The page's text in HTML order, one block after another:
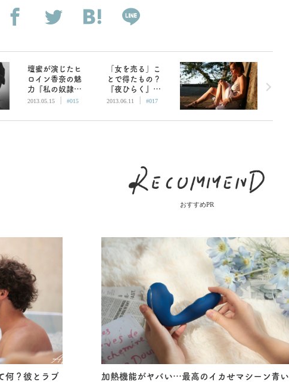
壇蜜が演じたヒ
ロイン香奈の魅
力『私の奴隷に
なりなさい』
2013.05.15 | #015
「女を売る」こ
とで得たもの？
『夜ひらく』
（後編）
2013.06.11 | #017
おすすめPR
何？彼とラブ 加熱機能がヤバい…最高のイカせマシーン青い